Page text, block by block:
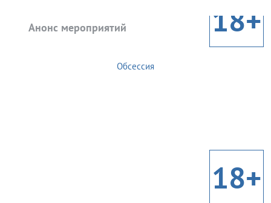
Анонс мероприятий 18+
Обсессия
18+